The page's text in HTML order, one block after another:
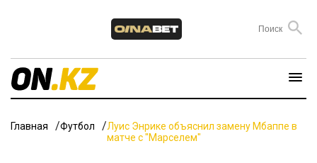
Главная Футбол
Луис Энрике объяснил замену Мбаппе в
матче с "Марселем"